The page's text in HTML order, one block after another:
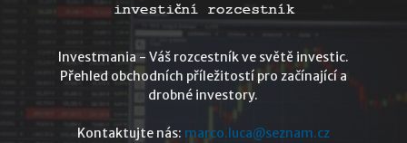
Investmania - Váš rozcestník ve světě investic.
Přehled obchodních příležitostí pro začínající a
drobné investory.
Kontaktujte nás: marco.luca@seznam.cz